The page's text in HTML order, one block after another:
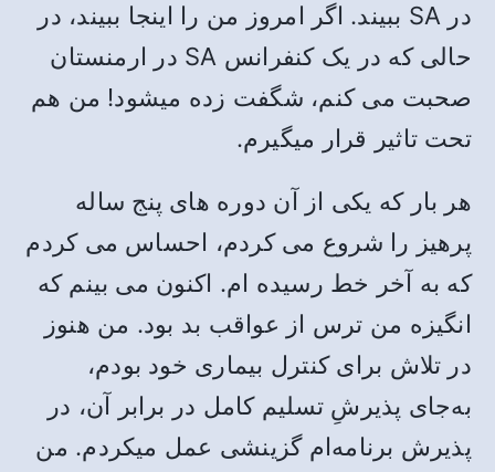
در SA ببیند. اگر امروز من را اینجا ببیند، در
حالی که در یک کنفرانس SA در ارمنستان
صحبت می کنم، شگفت زده میشود! من هم
تحت تاثیر قرار میگیرم.
هر بار که یکی از آن دوره های پنج ساله
پرهیز را شروع می کردم، احساس می کردم
که به آخر خط رسیده ام. اکنون می بینم که
انگیزه من ترس از عواقب بد بود. من هنوز
در تلاش برای کنترل بیماری خود بودم،
به‌جای پذیرشِ تسلیم کامل در برابر آن، در
پذیرش برنامه‌ام گزینشی عمل میکردم. من